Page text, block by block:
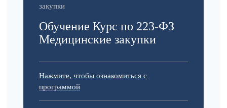
закупки
Обучение Курс по 223-ФЗ
Медицинские закупки
Нажмите, чтобы ознакомиться с
программой